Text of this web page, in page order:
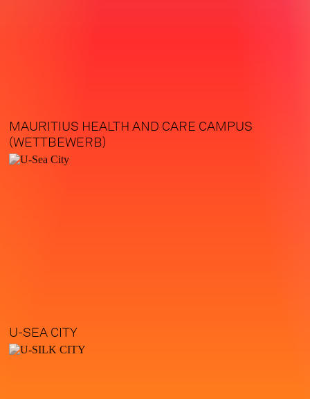
MAURITIUS HEALTH AND CARE CAMPUS
(WETTBEWERB)
U-SEA CITY